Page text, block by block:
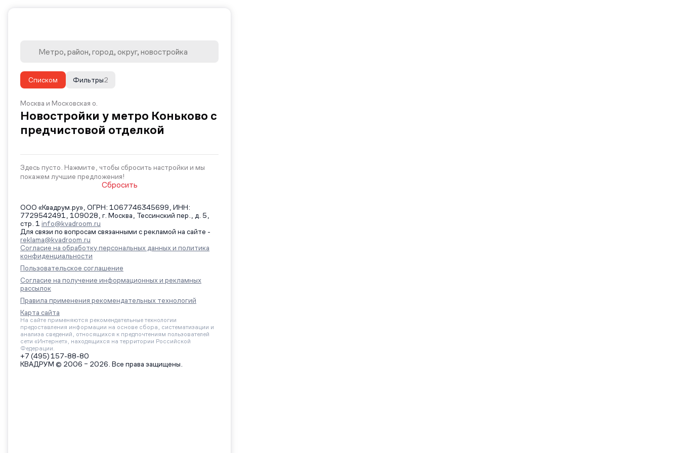
Списком 2
Фильтры
Москва и Московская о.
Новостройки у метро Коньково с
предчистовой отделкой
Здесь пусто. Нажмите, чтобы сбросить настройки и мы
покажем лучшие предложения!
Сбросить
ООО «Квадрум.ру», ОГРН: 1067746345699, ИНН:
7729542491, 109028, г. Москва, Тессинский пер., д. 5,
стр. 1 info@kvadroom.ru
Для связи по вопросам связанными с рекламой на сайте -
reklama@kvadroom.ru
Согласие на обработку персональных данных и политика
конфиденциальности
Пользовательское соглашение
Согласие на получение информационных и рекламных
рассылок
Правила применения рекомендательных технологий
Карта сайта
На сайте применяются рекомендательные технологии
предоставления информации на основе сбора, систематизации и
анализа сведений, относящихся к предпочтениям пользователей
сети «Интернет», находящихся на территории Российской
Федерации.
+7 (495) 157-88-80
КВАДРУМ © 2006 – 2026. Все права защищены.